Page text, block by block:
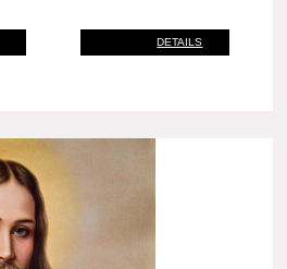
DETAILS